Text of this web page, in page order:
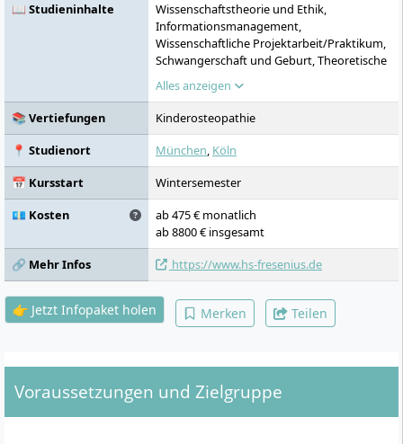
📖 Studieninhalte
Wissenschaftstheorie und Ethik,
Informationsmanagement,
Wissenschaftliche Projektarbeit/Praktikum,
Schwangerschaft und Geburt, Theoretische
Grundlagen der Pädiatrie, Osteopathische
Forschung in der Pädiatrie, Angepasste
Osteopathische Untersuchungs- und
Behandlungstechniken, Umfeld des Kindes,
Hospitationspraktikum, Theorie der
kulturellmedizinischen Sinnbildung in der
Osteopathie, Praktische Kulturphilosophie
und Ethik, Leib-/Wirklichkeitserlebniss in der
Osteopathie und
Studienlaufbahnbegleitung,
Sportmedizinische Grundlagen,
Verletzungen, Therapieplanung,
Bewegungsanalyse Qualitativ und
Quantitativ, Leistungsdiagnostik, Anti
Doping/Ernährung, Angepasste
Klinische Diagnostik, und Palpation,
Theoretische Grundlagen, Gynäkologie,
Urologie, Schwangerschaft und Geburt,
Osteopathische Forschung in der
Alles anzeigen
📚 Vertiefungen
Kinderosteopathie
📍 Studienort
München, Köln
📅 Kursstart
Wintersemester
💶 Kosten
ab 475 € monatlich
ab 8800 € insgesamt
🔗 Mehr Infos
https://www.hs-fresenius.de
👉 Jetzt Infopaket holen Merken Teilen
Voraussetzungen und Zielgruppe